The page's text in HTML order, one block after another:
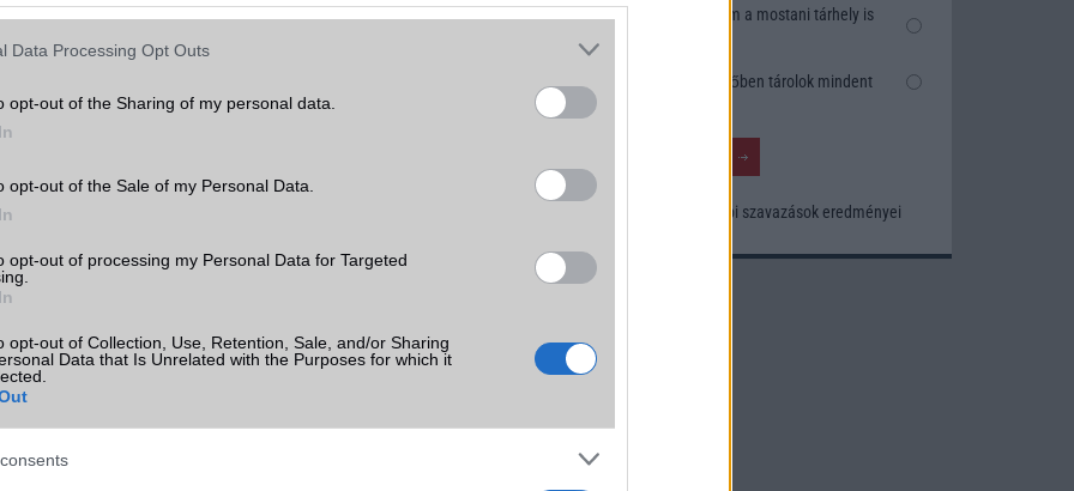
Data Processing Opt Outs
opt-out of the Sharing of my personal data.
opt-out of the Sale of my Personal Data.
opt-out of processing my Personal Data for Targeted
opt-out of Collection, Use, Retention, Sale, and/or Sharing
Data that Is Unrelated with the Purposes for which it
linkek:
kiemelt ajánlatok
S26 Samsung Galaxy S26 Ultra Samsung Galaxy S26
Nem, nekem a mostani tárhely is
Inkább felhőben tárolok mindent
Korábbi szavazások eredményei